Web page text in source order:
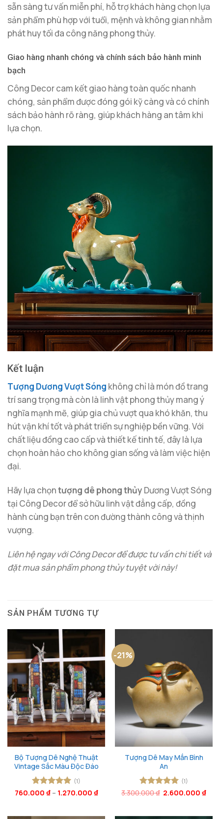
sẵn sàng tư vấn miễn phí, hỗ trợ khách hàng chọn lựa
sản phẩm phù hợp với tuổi, mệnh và không gian nhằm
phát huy tối đa công năng phong thủy.
Giao hàng nhanh chóng và chính sách bảo hành minh
bạch
Công Decor cam kết giao hàng toàn quốc nhanh
chóng, sản phẩm được đóng gói kỹ càng và có chính
sách bảo hành rõ ràng, giúp khách hàng an tâm khi
lựa chọn.
Kết luận
Tượng Dương Vượt Sóng không chỉ là món đồ trang
trí sang trọng mà còn là linh vật phong thủy mang ý
nghĩa mạnh mẽ, giúp gia chủ vượt qua khó khăn, thu
hút vận khí tốt và phát triển sự nghiệp bền vững. Với
chất liệu đồng cao cấp và thiết kế tinh tế, đây là lựa
chọn hoàn hảo cho không gian sống và làm việc hiện
đại.
Hãy lựa chọntượng dê phong thủy Dương Vượt Sóng
tại Công Decor để sở hữu linh vật đẳng cấp, đồng
hành cùng bạn trên con đường thành công và thịnh
vượng.
Liên hệ ngay với Công Decor để được tư vấn chi tiết và
đặt mua sản phẩm phong thủy tuyệt vời này!
SẢN PHẨM TƯƠNG TỰ
Bộ Tượng Dê Nghệ Thuật
Vintage Sắc Màu Độc Đáo
Được xếp
(1)
760.000 ₫– 1.270.000 ₫
-21%
Tượng Dê May Mắn Bình
An
Được xếp
(1)
3.300.000₫ Giá
2.600.000₫Giá